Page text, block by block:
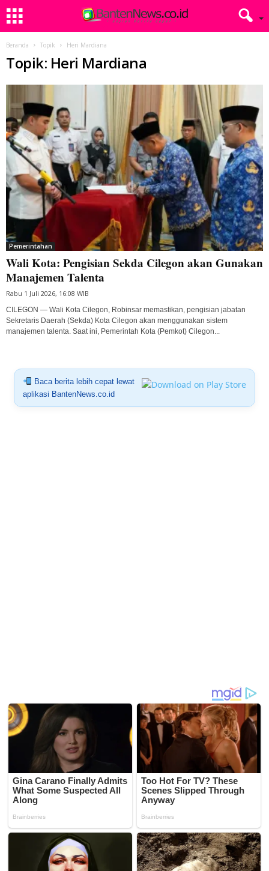
Beranda Topik Heri Mardiana
Topik: Heri Mardiana
Pemerintahan
Wali Kota: Pengisian Sekda Cilegon akan Gunakan
Manajemen Talenta
Rabu 1 Juli 2026, 16:08 WIB
CILEGON — Wali Kota Cilegon, Robinsar memastikan, pengisian jabatan
Sekretaris Daerah (Sekda) Kota Cilegon akan menggunakan sistem
manajemen talenta. Saat ini, Pemerintah Kota (Pemkot) Cilegon...
Baca berita lebih cepat lewat
aplikasi BantenNews.co.id